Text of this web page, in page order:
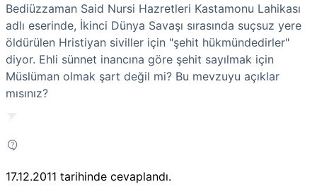
Bediüzzaman Said Nursi Hazretleri Kastamonu Lahikası
adlı eserinde, İkinci Dünya Savaşı sırasında suçsuz yere
öldürülen Hristiyan siviller için "şehit hükmündedirler"
diyor. Ehli sünnet inancına göre şehit sayılmak için
Müslüman olmak şart değil mi? Bu mevzuyu açıklar
mısınız?
17.12.2011 tarihinde cevaplandı.